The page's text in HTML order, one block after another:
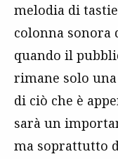
melodia di
colonna sonora
quando il
rimane solo
di ciò che è
sarà un
ma soprattutto